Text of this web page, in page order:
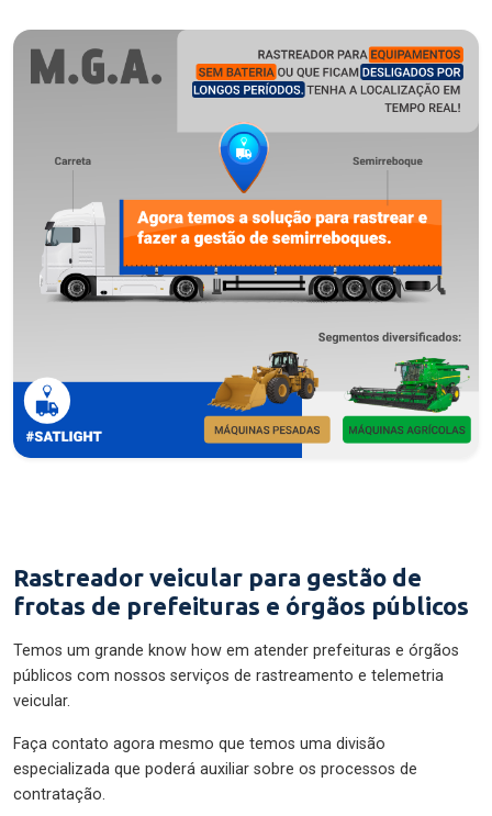
Rastreador veicular para gestão de
frotas de prefeituras e órgãos públicos
Temos um grande know how em atender prefeituras e órgãos
públicos com nossos serviços de rastreamento e telemetria
veicular.
Faça contato agora mesmo que temos uma divisão
especializada que poderá auxiliar sobre os processos de
contratação.